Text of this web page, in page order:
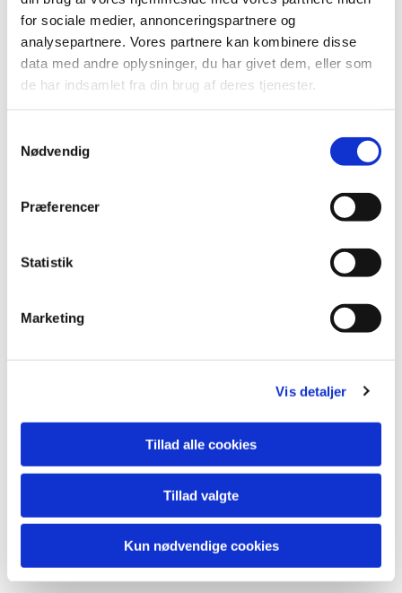
for sociale medier, annonceringspartnere og
analysepartnere. Vores partnere kan kombinere disse
data med andre oplysninger, du har givet dem, eller som
de har indsamlet fra din brug af deres tjenester.
Nødvendig
Præferencer
Statistik
Marketing
Vis detaljer
Tillad alle cookies
Tillad valgte
Kun nødvendige cookies
Du vil måske også kunne lide...